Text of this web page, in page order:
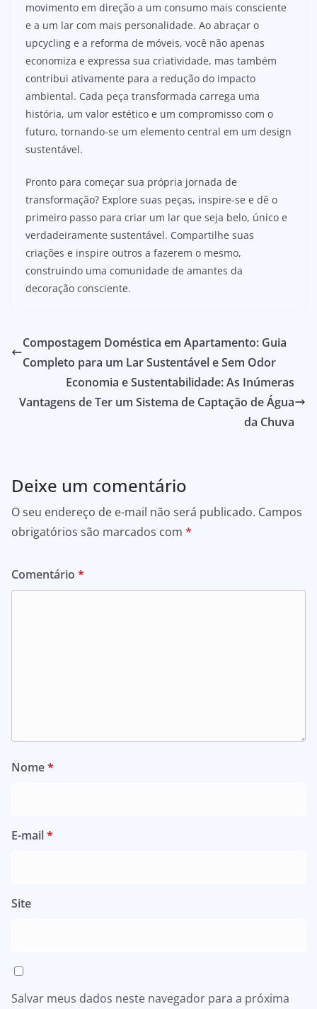
movimento em direção a um consumo mais consciente
e a um lar com mais personalidade. Ao abraçar o
upcycling e a reforma de móveis, você não apenas
economiza e expressa sua criatividade, mas também
contribui ativamente para a redução do impacto
ambiental. Cada peça transformada carrega uma
história, um valor estético e um compromisso com o
futuro, tornando-se um elemento central em um design
sustentável.
Pronto para começar sua própria jornada de
transformação? Explore suas peças, inspire-se e dê o
primeiro passo para criar um lar que seja belo, único e
verdadeiramente sustentável. Compartilhe suas
criações e inspire outros a fazerem o mesmo,
construindo uma comunidade de amantes da
decoração consciente.
Compostagem Doméstica em Apartamento: Guia
Completo para um Lar Sustentável e Sem Odor
Economia e Sustentabilidade: As Inúmeras
Vantagens de Ter um Sistema de Captação de Água
da Chuva
Deixe um comentário
O seu endereço de e-mail não será publicado. Campos
obrigatórios são marcados com *
Comentário *
Nome*
E-mail*
Site
Salvar meus dados neste navegador para a próxima